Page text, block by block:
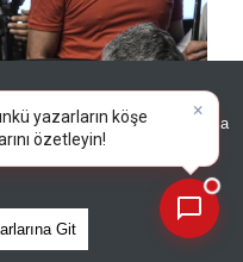
sitemizde
KVKK ve GDPR kapsamında
Aydınlatma Metnimizi
Git